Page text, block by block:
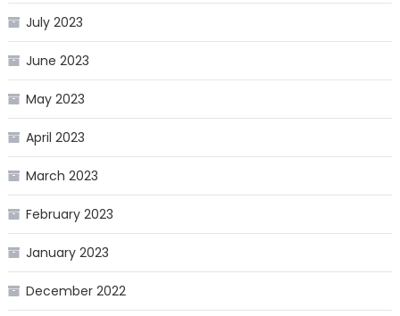
July 2023
June 2023
May 2023
April 2023
March 2023
February 2023
January 2023
December 2022